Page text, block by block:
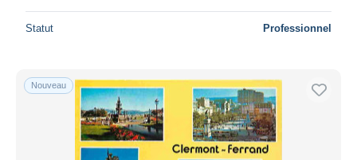
Statut Professionnel
Nouveau